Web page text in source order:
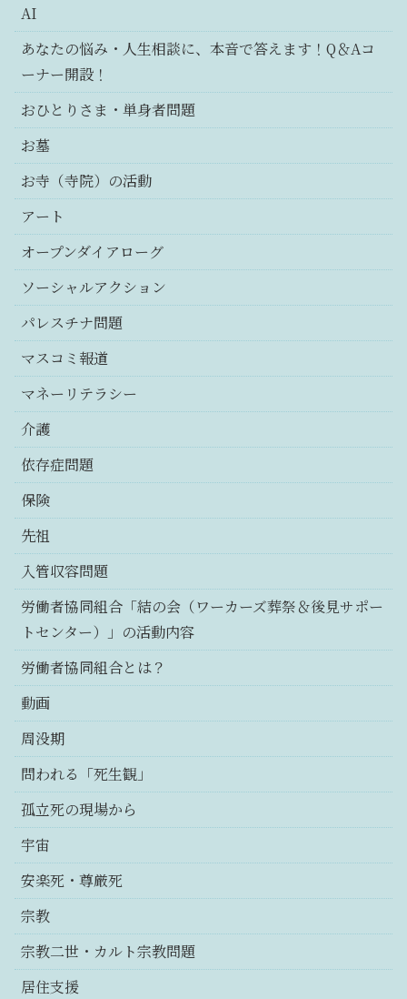
AI
あなたの悩み・人生相談に、本音で答えます！Q＆Aコ
ーナー開設！
おひとりさま・単身者問題
お墓
お寺（寺院）の活動
アート
オープンダイアローグ
ソーシャルアクション
パレスチナ問題
マスコミ報道
マネーリテラシー
介護
依存症問題
保険
先祖
入管収容問題
労働者協同組合「結の会（ワーカーズ葬祭＆後見サポー
トセンター）」の活動内容
労働者協同組合とは？
動画
周没期
問われる「死生観」
孤立死の現場から
宇宙
安楽死・尊厳死
宗教
宗教二世・カルト宗教問題
居住支援